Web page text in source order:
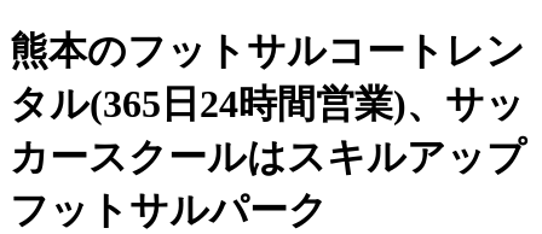
熊本のフットサルコートレン
タル(365日24時間営業)、 サッ
カースクールはスキルアップ
フットサルパーク